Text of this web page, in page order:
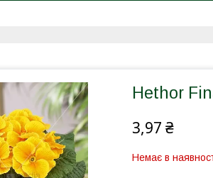
Hethor
3,97 ₴
Немає в